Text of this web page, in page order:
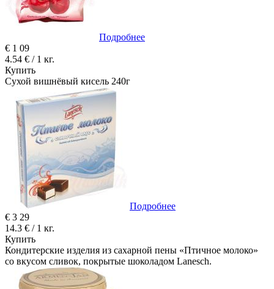
Подробнее
€ 1 09
4.54 € / 1 кг.
Купить
Сухой вишнёвый кисель 240г
Подробнее
€ 3 29
14.3 € / 1 кг.
Купить
Кондитерские изделия из сахарной пены «Птичное молоко»
со вкусом сливок, покрытые шоколадом Lanesch.